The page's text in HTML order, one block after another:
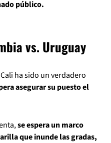
público.
vs. Uruguay
ha sido un verdadero
asegurar su puesto el
se espera un marco
que inunde las gradas,